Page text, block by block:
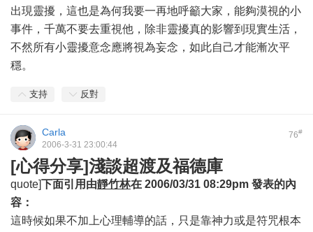
出現靈擾，這也是為何我要一再地呼籲大家，能夠漠視的小
事件，千萬不要去重視他，除非靈擾真的影響到現實生活，
不然所有小靈擾意念應將視為妄念，如此自己才能漸次平
穩。
支持 反對
76#
Carla
2006-3-31 23:00:44
[心得分享]淺談超渡及福德庫
quote]下面引用由靜竹林在 2006/03/31 08:29pm 發表的內
容：
這時候如果不加上心理輔導的話，只是靠神力或是符咒根本